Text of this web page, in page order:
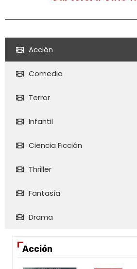
Acción
Comedia
Terror
Infantil
Ciencia Ficción
Thriller
Fantasía
Drama
Acción